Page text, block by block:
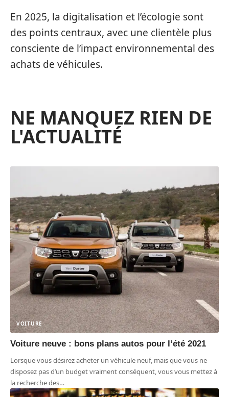
En 2025, la digitalisation et l’écologie sont
des points centraux, avec une clientèle plus
consciente de l’impact environnemental des
achats de véhicules.
NE MANQUEZ RIEN DE
L'ACTUALITÉ
VOITURE
Voiture neuve : bons plans autos pour l’été 2021
Lorsque vous désirez acheter un véhicule neuf, mais que vous ne
disposez pas d’un budget vraiment conséquent, vous vous mettez à
la recherche des…